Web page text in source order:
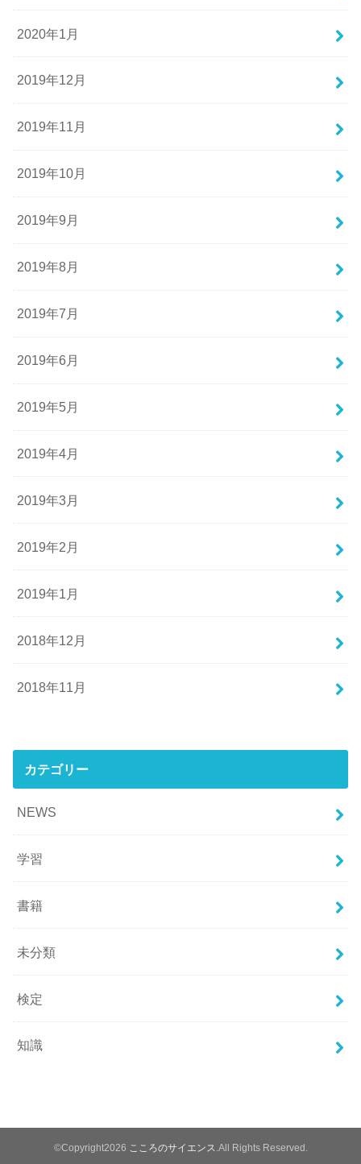
2020年1月
2019年12月
2019年11月
2019年10月
2019年9月
2019年8月
2019年7月
2019年6月
2019年5月
2019年4月
2019年3月
2019年2月
2019年1月
2018年12月
2018年11月
カテゴリー
NEWS
学習
書籍
未分類
検定
知識
©Copyright2026 こころのサイエンス .All Rights Reserved.